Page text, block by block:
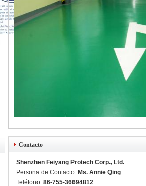
Contacto
Shenzhen Feiyang Protech Corp., Ltd.
Persona de Contacto: Ms. Annie Qing
Teléfono: 86-755-36694812